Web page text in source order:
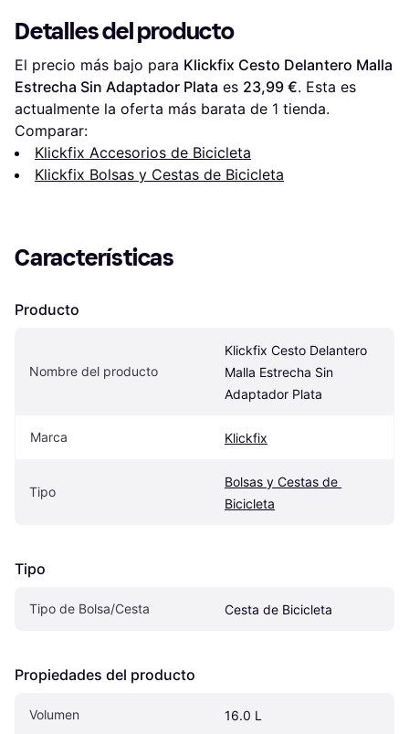
Detalles del producto
El precio más bajo para Klickfix Cesto Delantero Malla
Estrecha Sin Adaptador Plata es 23,99 €. Esta es
actualmente la oferta más barata de 1 tienda.
Comparar:
Klickfix Accesorios de Bicicleta
Klickfix Bolsas y Cestas de Bicicleta
Características
Producto
Nombre del producto
Klickfix Cesto Delantero
Malla Estrecha Sin
Adaptador Plata
Marca Klickfix
Tipo
Bolsas y Cestas de
Bicicleta
Tipo
Tipo de Bolsa/Cesta Cesta de Bicicleta
Propiedades del producto
Volumen 16.0 L